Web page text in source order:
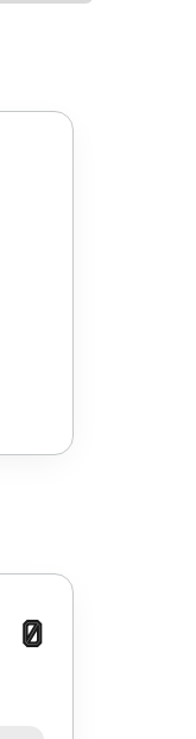
0